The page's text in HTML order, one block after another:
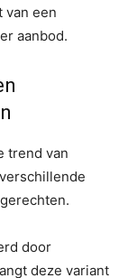
van een
aanbod.
trend van
door
deze variant